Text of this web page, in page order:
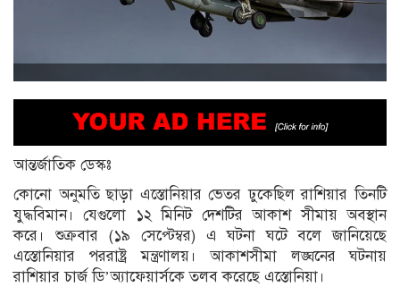
আন্তর্জাতিক ডেস্কঃ
কোনো অনুমতি ছাড়া এস্তোনিয়ার ভেতর ঢুকেছিল রাশিয়ার তিনটি
যুদ্ধবিমান। যেগুলো ১২ মিনিট দেশটির আকাশ সীমায় অবস্থান
করে। শুক্রবার (১৯ সেপ্টেম্বর) এ ঘটনা ঘটে বলে জানিয়েছে
এস্তোনিয়ার পররাষ্ট্র মন্ত্রণালয়। আকাশসীমা লঙ্ঘনের ঘটনায়
রাশিয়ার চার্জ ডি’অ্যাফেয়ার্সকে তলব করেছে এস্তোনিয়া।